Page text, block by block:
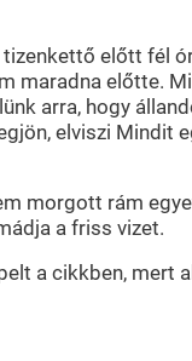
előtt fél
előtte.
arra, hogy
elviszi
morgott rám
a friss vizet.
a cikkben, mert